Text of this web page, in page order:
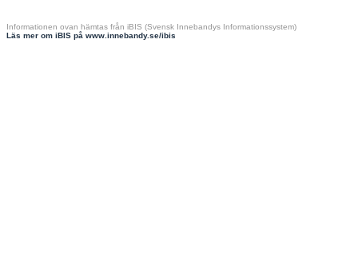
Informationen ovan hämtas från iBIS (Svensk Innebandys Informationssystem)
Läs mer om iBIS på www.innebandy.se/ibis